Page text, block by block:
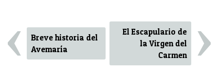
‹
Breve historia del
Avemaría
El Escapulario de
la Virgen del
Carmen
›